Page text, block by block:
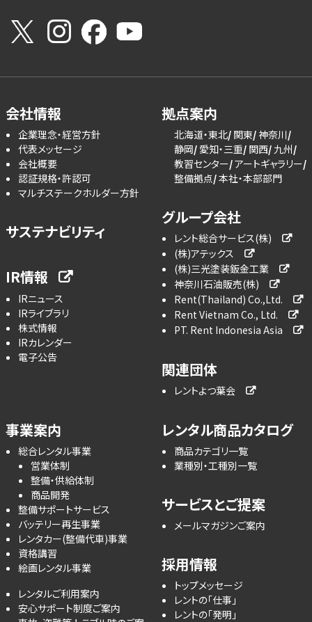
会社情報
企業理念・経営方針
代表メッセージ
会社概要
認証規格・許認可
マルチステークホルダー方針
サステナビリティ
IR情報
IRニュース
IRライブラリ
株式情報
IRカレンダー
電子公告
拠点案内
北海道・東北 関東 神奈川
静岡 愛知・三重 関西 九州
教習センター アートギャラリー
整備拠点 本社・本部部門
グループ会社
レント総合サービス(株)
(株)アテックス
(株)三光塗装鈑金工業
神奈川石油販売(株)
Rent(Thailand) Co.,Ltd.
Rent Vietnam Co., Ltd.
PT. Rent Indonesia Asia
関連団体
レントよつ葉会
事業案内
総合レンタル事業
営業体制
整備・供給体制
商品開発
整備サポートサービス
バッテリー再生事業
レンタカー(整備代車)事業
資格講習
絵画レンタル事業
レンタルご利用案内
安心サポート制度ご案内
レンタル商品カタログ
商品カテゴリ一覧
業種別・工種別一覧
サービスとご提案
メールマガジンご案内
採用情報
トップメッセージ
レントの「仕事」
レントの「発明」